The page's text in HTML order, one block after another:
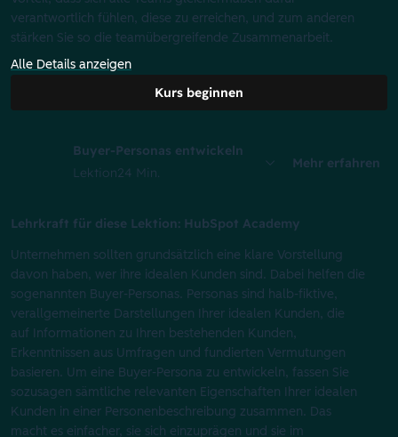
verantwortlich fühlen, diese zu erreichen, und zum anderen
stärken Sie so die teamübergreifende Zusammenarbeit.
Alle Details anzeigen
Kurs beginnen
Buyer-Personas entwickeln
Lektion24 Min.
Mehr erfahren
Lehrkraft für diese Lektion: HubSpot Academy
Unternehmen sollten grundsätzlich eine klare Vorstellung
davon haben, wer ihre idealen Kunden sind. Dabei helfen die
sogenannten Buyer-Personas. Personas sind halb-fiktive,
verallgemeinerte Darstellungen Ihrer idealen Kunden, die
auf Informationen zu Ihren bestehenden Kunden,
Erkenntnissen aus Umfragen und fundierten Vermutungen
basieren. Um eine Buyer-Persona zu entwickeln, fassen Sie
sozusagen sämtliche relevanten Eigenschaften Ihrer idealen
Kunden in einer Personenbeschreibung zusammen. Das
macht es einfacher, sie sich einzuprägen und sie im